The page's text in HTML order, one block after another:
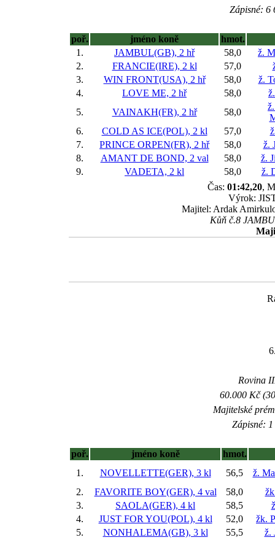
Zápisné: 6
poř. jméno koně
hmot.
1.
JAMBUL(GB), 2 hř 58,0
ž.
2.
FRANCIE(IRE), 2 kl 57,0
3.
WIN FRONT(USA), 2 hř 58,0
ž.
4.
LOVE ME, 2 hř 58,0
5.
VAINAKH(FR), 2 hř 58,0
6.
COLD AS ICE(POL), 2 kl 57,0
7.
PRINCE ORPEN(FR), 2 hř 58,0
ž.
8.
AMANT DE BOND, 2 val 58,0
ž.
9.
VADETA, 2 kl 58,0
ž.
Čas: 01:42,20,
Výrok:
Majitel: Ardak
Kůň č.8
Rovina
60.000 Kč
Majitelské
Zápisné:
poř. jméno koně
hmot.
1.
NOVELLETTE(GER), 3 kl 56,5
ž.
2.
FAVORITE BOY(GER), 4 val 58,0
3.
SAOLA(GER), 4 kl 58,5
4.
JUST FOR YOU(POL), 4 kl 52,0
žk.
5.
NONHALEMA(GB), 3 kl 55,5
ž.